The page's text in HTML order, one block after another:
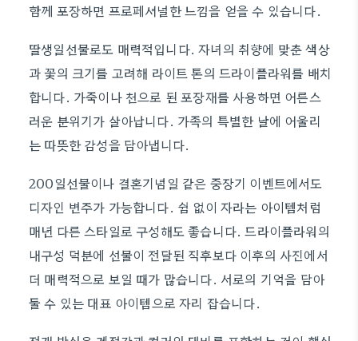
함께 포장하면 프로페셔널한 느낌을 얻을 수 있습니다.
딸생일선물로도 매력적입니다. 자녀의 취향에 맞춘 색상
과 꽃의 크기를 고려해 라이트 톤의 드라이플라워를 배치
합니다. 가죽이나 천으로 된 포장재를 사용하면 어른스
러운 분위기가 살아납니다. 가족의 특별한 날에 어울리
는 따뜻한 감성을 담아냅니다.
200일선물이나 결혼기념일 같은 중장기 이벤트에서도
디자인 변주가 가능합니다. 쉼 없이 자라는 아이템처럼
매년 다른 스타일로 구성해도 좋습니다. 드라이플라워의
내구성 덕분에 선물이 전달된 직후보다 이후의 사진에서
더 매력적으로 보일 때가 많습니다. 서로의 기억을 담아
둘 수 있는 대표 아이템으로 자리 잡습니다.